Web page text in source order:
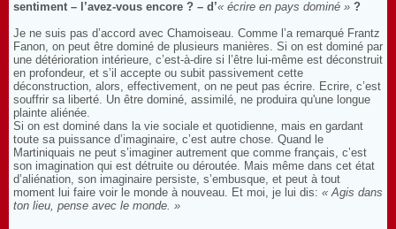
sentiment – l’avez-vous encore ? – d’« écrire en pays dominé » ?
Je ne suis pas d’accord avec Chamoiseau. Comme l’a remarqué Frantz
Fanon, on peut être dominé de plusieurs manières. Si on est dominé par
une détérioration intérieure, c’est-à-dire si l’être lui-même est déconstruit
en profondeur, et s’il accepte ou subit passivement cette
déconstruction, alors, effectivement, on ne peut pas écrire. Ecrire, c’est
souffrir sa liberté. Un être dominé, assimilé, ne produira qu'une longue
plainte aliénée.
Si on est dominé dans la vie sociale et quotidienne, mais en gardant
toute sa puissance d’imaginaire, c’est autre chose. Quand le
Martiniquais ne peut s’imaginer autrement que comme français, c’est
son imagination qui est détruite ou déroutée. Mais même dans cet état
d’aliénation, son imaginaire persiste, s’embusque, et peut à tout
moment lui faire voir le monde à nouveau. Et moi, je lui dis: « Agis dans
ton lieu, pense avec le monde. »